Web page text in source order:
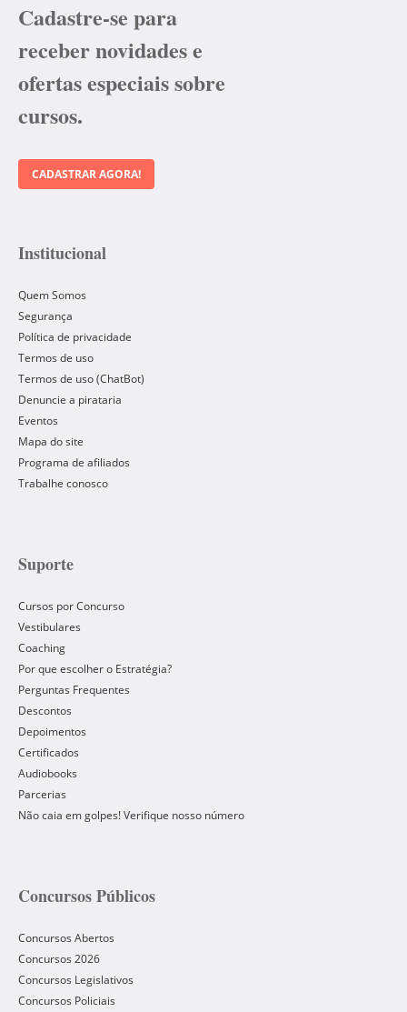
Cadastre-se para
receber novidades e
ofertas especiais sobre
cursos.
CADASTRAR AGORA!
Institucional
Quem Somos
Segurança
Política de privacidade
Termos de uso
Termos de uso (ChatBot)
Denuncie a pirataria
Eventos
Mapa do site
Programa de afiliados
Trabalhe conosco
Suporte
Cursos por Concurso
Vestibulares
Coaching
Por que escolher o Estratégia?
Perguntas Frequentes
Descontos
Depoimentos
Certificados
Audiobooks
Parcerias
Não caia em golpes! Verifique nosso número
Concursos Públicos
Concursos Abertos
Concursos 2026
Concursos Legislativos
Concursos Policiais